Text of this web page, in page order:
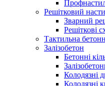
Решітковий
Зварний
Решіткові
Тактильна
Залізобетон
Бетонні
Колодязні
Колодязні